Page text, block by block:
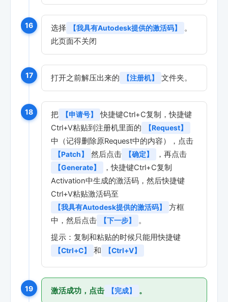
16 选择 【我具有Autodesk提供的激活码】
。
此页面不关闭
17 打开之前解压出来的 【注册机】 文件夹。
18 把 【申请号】
快捷键Ctrl+C复制，快捷键
Ctrl+V粘贴到注册机里面的
【Request】
中（记得删除原Request中的内容），点击
【Patch】 然后点击 【确定】 ，再点击
【Generate】
，快捷键Ctrl+C复制
Activation中生成的激活码，然后快捷键
Ctrl+V粘贴激活码至
【我具有Autodesk提供的激活码】
方框
中，然后点击
【下一步】
。
提示：复制和粘贴的时候只能用快捷键
【Ctrl+C】 和 【Ctrl+V】
19 激活成功，点击 【完成】 。